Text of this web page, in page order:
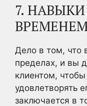
7.
Дело в том, что
пределах, и вы
клиентом,
удовлетворять
заключается в